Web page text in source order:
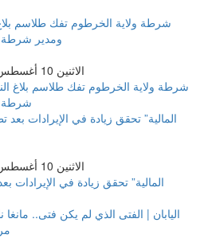
الاثنين 10 أغسطس 2026 12:59 صباحاً
شرطة ولاية الخرطوم تفك طلاسم بلاغ
شرطة
الاثنين 10 أغسطس 2026 12:59 صباحاً